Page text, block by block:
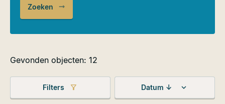
Zoeken
Gevonden objecten: 12
Filters Datum ↓